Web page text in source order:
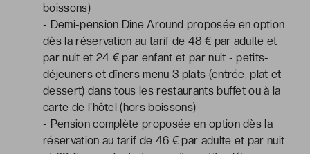
boissons)
- Demi-pension Dine Around proposée en option
dès la réservation au tarif de 48 € par adulte et
par nuit et 24 € par enfant et par nuit - petits-
déjeuners et dîners menu 3 plats (entrée, plat et
dessert) dans tous les restaurants buffet ou à la
carte de l'hôtel (hors boissons)
- Pension complète proposée en option dès la
réservation au tarif de 46 € par adulte et par nuit